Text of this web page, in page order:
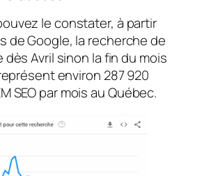
le constater, à partir
de Google, la recherche de
Avril sinon la fin du mois
environ 287 920
SEO par mois au Québec.